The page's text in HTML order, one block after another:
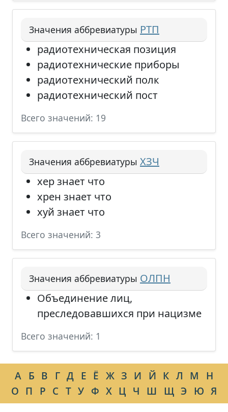
Значения аббревиатуры РТП
радиотехническая позиция
радиотехнические приборы
радиотехнический полк
радиотехнический пост
Всего значений: 19
Значения аббревиатуры ХЗЧ
хер знает что
хрен знает что
хуй знает что
Всего значений: 3
Значения аббревиатуры ОЛПН
Объединение лиц,
преследовавшихся при нацизме
Всего значений: 1
А Б В Г Д Е Ё Ж З И Й К Л М
Н
О П Р С Т У Ф Х Ц Ч Ш Щ Э Ю Я